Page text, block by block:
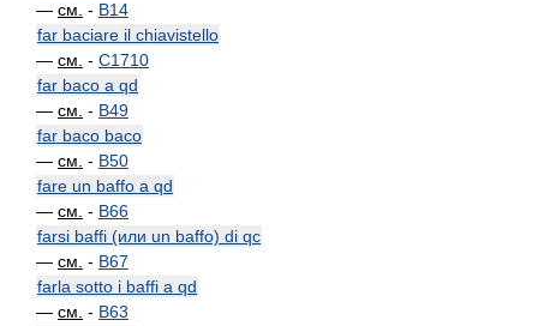
— см. - B14
far baciare il chiavistello
— см. - C1710
far baco a qd
— см. - B49
far baco baco
— см. - B50
fare un baffo a qd
— см. - B66
farsi baffi (или un baffo) di qc
— см. - B67
farla sotto i baffi a qd
— см. - B63